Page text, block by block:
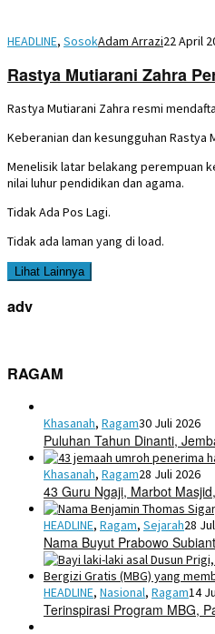
HEADLINE, SosokAdam Arrazi22 April
Rastya Mutiarani Zahra
Rastya Mutiarani Zahra resmi
Keberanian dan kesungguhan Rastya
Menelisik latar belakang perempuan
nilai luhur pendidikan dan agama.
Tidak Ada Pos Lagi.
Tidak ada laman yang di load.
Lihat Lainnya
adv
RAGAM
Khasanah, Ragam30 Juli 2026
Puluhan Tahun Dinanti,
Khasanah, Ragam28 Juli 2026
43 Guru Ngaji, Marbot
HEADLINE, Ragam, Sejarah28
Nama Buyut Prabowo
HEADLINE, Nasional, Ragam14
Terinspirasi Program MBG,